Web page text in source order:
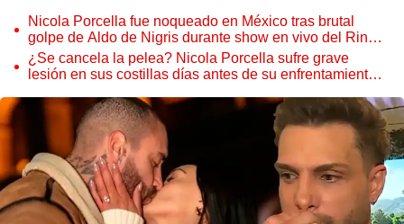
Nicola Porcella fue noqueado en México tras brutal
golpe de Aldo de Nigris durante show en vivo del Ring
Royal 2026
¿Se cancela la pelea? Nicola Porcella sufre grave
lesión en sus costillas días antes de su enfrentamiento